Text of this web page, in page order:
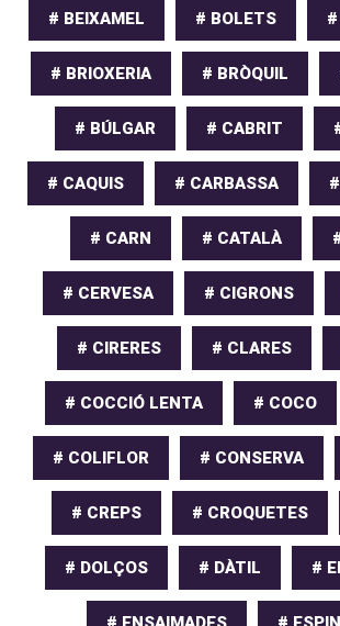
# BEIXAMEL # BOLETS #
# BRIOXERIA # BRÒQUIL
# BÚLGAR # CABRIT
# CAQUIS # CARBASSA
# CARN # CATALÀ
# CERVESA # CIGRONS
# CIRERES # CLARES
# COCCIÓ LENTA # COCO
# COLIFLOR # CONSERVA
# CREPS # CROQUETES
# DOLÇOS # DÀTIL #